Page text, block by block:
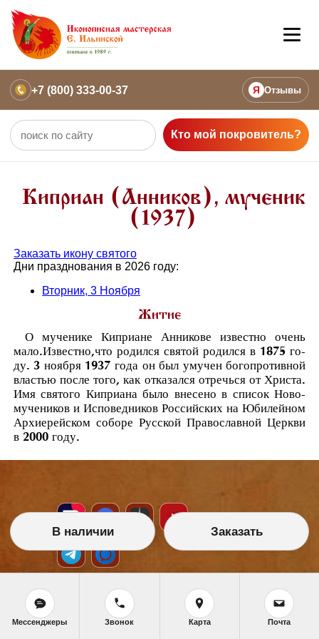
+7 (800) 333-00-37 Я Отзывы
Кто мой покровитель?
Киприан (Анников), мученик
(1937)
Заказать икону святого
Дни празднования в 2026 году:
Вторник, 3 Ноября
Житие
О мученике Киприане Анникове известно очень
мало.Известно,что родился святой ро­дил­ся в 1875 го­
ду. 3 но­яб­ря 1937 го­да он был уму­чен бо­го­про­тив­ной
вла­стью по­сле то­го, как от­ка­зал­ся от­речь­ся от Хри­ста.
Имя свя­то­го Ки­при­а­на бы­ло вне­се­но в спи­сок Но­во­
му­че­ни­ков и Ис­по­вед­ни­ков Рос­сий­ских на Юби­лей­ном
Ар­хи­ерей­ском со­бо­ре Рус­ской Пра­во­слав­ной Церк­ви
в 2000 го­ду.
НАШИ УСЛУГИ
В наличии Заказать
Мессенджеры Звонок Карта Почта